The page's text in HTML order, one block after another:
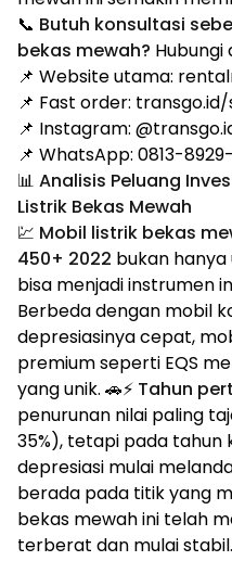
📞 Butuh konsultasi
bekas mewah? Hubungi
📌 Website utama:
📌 Fast order:
📌 Instagram:
📌 WhatsApp: 0813-
📊 Analisis Peluang
Listrik Bekas Mewah
💹 Mobil listrik bekas
450+ 2022 bukan
bisa menjadi instrumen
Berbeda dengan mobil
depresiasinya cepat,
premium seperti EQS
yang unik. 🚗⚡ Tahun
penurunan nilai paling
35%), tetapi pada tahun
depresiasi mulai
berada pada titik yang
bekas mewah ini telah
terberat dan mulai stabil.